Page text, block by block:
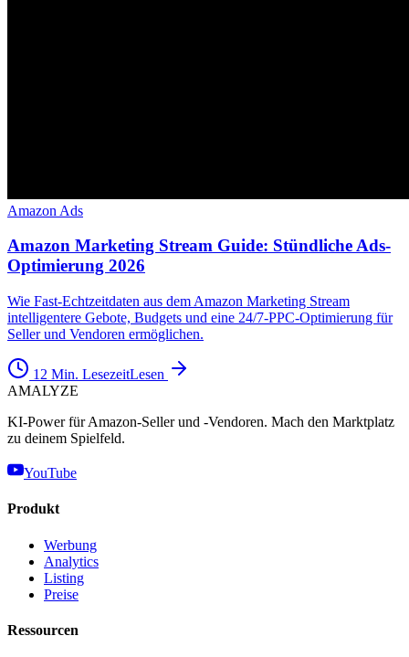
Amazon Ads
Amazon Marketing Stream Guide: Stündliche Ads-
Optimierung 2026
Wie Fast-Echtzeitdaten aus dem Amazon Marketing Stream
intelligentere Gebote, Budgets und eine 24/7-PPC-Optimierung für
Seller und Vendoren ermöglichen.
12 Min. LesezeitLesen
AMALYZE
KI-Power für Amazon-Seller und -Vendoren. Mach den Marktplatz
zu deinem Spielfeld.
YouTube
Produkt
Werbung
Analytics
Listing
Preise
Ressourcen